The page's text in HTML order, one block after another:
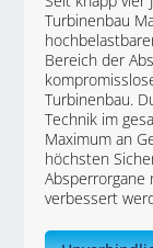
Turbinenbau
Bereich der
Turbinenbau.
Technik im
Maximum an
höchsten
verbessert